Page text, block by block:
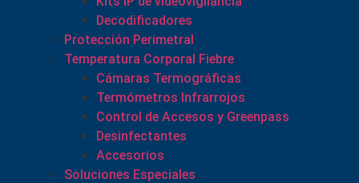
Decodificadores
Protección Perimetral
Temperatura Corporal Fiebre
Cámaras Termográficas
Termómetros Infrarrojos
Control de Accesos y Greenpass
Desinfectantes
Accesorios
Soluciones Especiales